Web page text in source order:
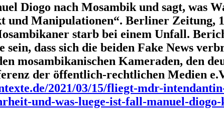
Diogo nach Mosambik und sagt, was
Manipulationen“. Berliner Zeitung,
starb bei einem Unfall.
dass sich die beiden Fake News
mosambikanischen Kameraden, den
der öffentlich-rechtlichen Medien
2021/03/15/fliegt-mdr-
und-was-luege-ist-fall-manuel-